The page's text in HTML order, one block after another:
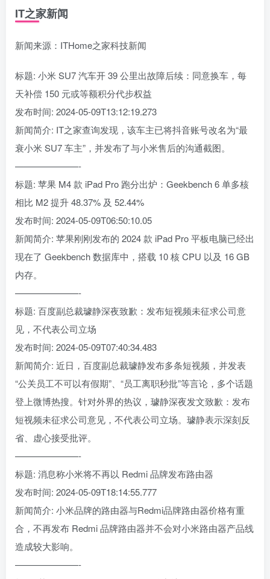
IT之家新闻
新闻来源：ITHome之家科技新闻
标题: 小米 SU7 汽车开 39 公里出故障后续：同意换车，每
天补偿 150 元或等额积分代步权益
发布时间: 2024-05-09T13:12:19.273
新闻简介: IT之家查询发现，该车主已将抖音账号改名为“最
衰小米 SU7 车主”，并发布了与小米售后的沟通截图。
———————-
标题: 苹果 M4 款 iPad Pro 跑分出炉：Geekbench 6 单多核
相比 M2 提升 48.37% 及 52.44%
发布时间: 2024-05-09T06:50:10.05
新闻简介: 苹果刚刚发布的 2024 款 iPad Pro 平板电脑已经出
现在了 Geekbench 数据库中，搭载 10 核 CPU 以及 16 GB
内存。
———————-
标题: 百度副总裁璩静深夜致歉：发布短视频未征求公司意
见，不代表公司立场
发布时间: 2024-05-09T07:40:34.483
新闻简介: 近日，百度副总裁璩静发布多条短视频，并发表
“公关员工不可以有假期”、“员工离职秒批”等言论，多个话题
登上微博热搜。针对外界的热议，璩静深夜发文致歉：发布
短视频未征求公司意见，不代表公司立场。璩静表示深刻反
省、虚心接受批评。
———————-
标题: 消息称小米将不再以 Redmi 品牌发布路由器
发布时间: 2024-05-09T18:14:55.777
新闻简介: 小米品牌的路由器与Redmi品牌路由器价格有重
合，不再发布 Redmi 品牌路由器并不会对小米路由器产品线
造成较大影响。
———————-